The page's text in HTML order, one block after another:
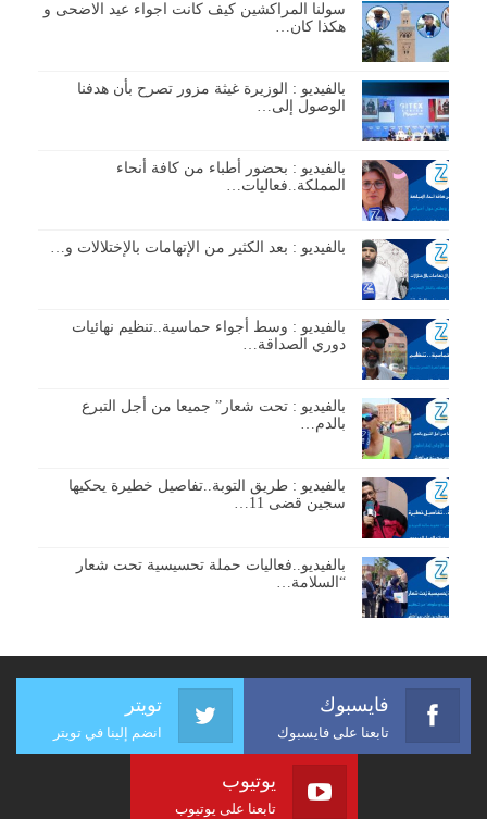
سولنا المراكشين كيف كانت اجواء عيد الاضحى و
هكذا كان…
بالفيديو : الوزيرة غيثة مزور تصرح بأن هدفنا
الوصول إلى…
بالفيديو : بحضور أطباء من كافة أنحاء
المملكة..فعاليات…
بالفيديو : بعد الكثير من الإتهامات بالإختلالات و…
بالفيديو : وسط أجواء حماسية..تنظيم نهائيات
دوري الصداقة…
بالفيديو : تحت شعار” جميعا من أجل التبرع
بالدم…
بالفيديو : طريق التوبة..تفاصيل خطيرة يحكيها
سجين قضى 11…
بالفيديو..فعاليات حملة تحسيسية تحت شعار
“السلامة…
فايسبوك
تابعنا على فايسبوك
تويتر
انضم إلينا في تويتر
يوتيوب
تابعنا على يوتيوب